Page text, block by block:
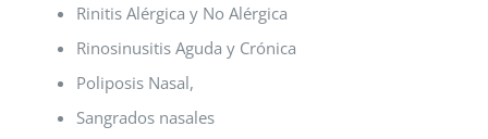
Rinitis Alérgica y No Alérgica
Rinosinusitis Aguda y Crónica
Poliposis Nasal,
Sangrados nasales